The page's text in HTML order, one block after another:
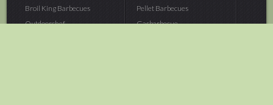
Broil King Barbecues
Outdoorchef...
Pellet Barbecues
Gasbarbecue